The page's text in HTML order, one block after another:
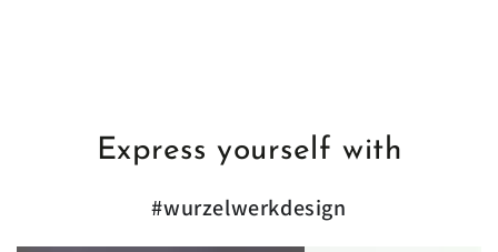
Express yourself with
#wurzelwerkdesign